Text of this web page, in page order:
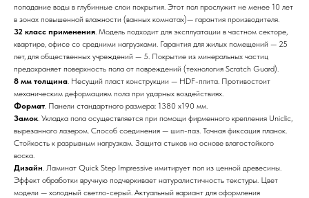
попадание воды в глубинные слои покрытия. Этот пол прослужит не менее 10 лет
в зонах повышенной влажности (ванных комнатах)— гарантия производителя.
32 класс применения. Модель подходит для эксплуатации в частном секторе,
квартире, офисе со средними нагрузками. Гарантия для жилых помещений — 25
лет, для общественных учреждений — 5. Покрытие из минеральных частиц
предохраняет поверхность пола от повреждений (технология Scratch Guard).
8 мм толщина. Несущий пласт конструкции — HDF-плита. Противостоит
механическим деформациям пола при ударных воздействиях.
Формат. Панели стандартного размера: 1380 х190 мм.
Замок. Укладка пола осуществляется при помощи фирменного крепления Uniclic,
вырезанного лазером. Способ соединения — шип-паз. Точная фиксация планок.
Стойкость к разрывным нагрузкам. Защита стыков на основе влагостойкого
воска.
Дизайн. Ламинат Quick Step Impressive имитирует пол из ценной древесины.
Эффект обработки вручную подчеркивает натуралистичность текстуры. Цвет
модели — холодный светло-серый. Актуальный вариант для оформления